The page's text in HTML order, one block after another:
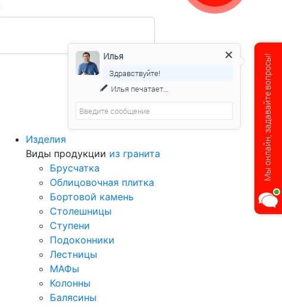
Изделия
Виды продукции из гранита
Брусчатка
Облицовочная плитка
Бортовой камень
Столешницы
Ступени
Подоконники
Лестницы
МАФы
Колонны
Балясины
Мы онлайн, задавайте вопросы!
Илья
Здравствуйте!
Илья печатает...